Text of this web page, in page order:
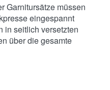
Garnitursätze müssen
eingespannt
in seitlich versetzten
über die gesamte